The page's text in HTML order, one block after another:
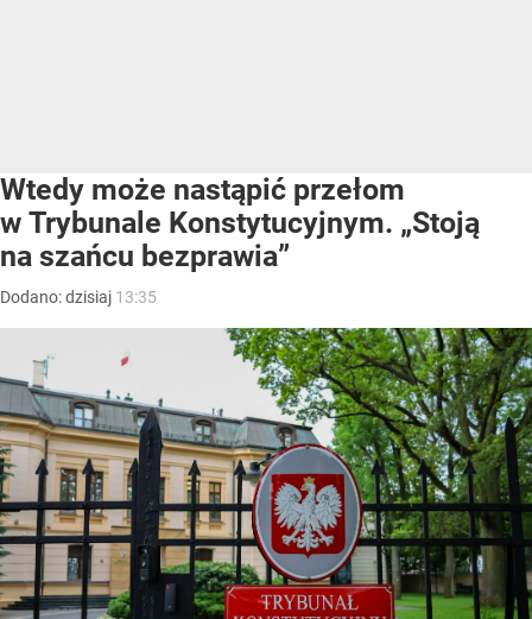
Wtedy może nastąpić przełom
w Trybunale Konstytucyjnym. „Stoją
na szańcu bezprawia”
Dodano:dzisiaj 13:35